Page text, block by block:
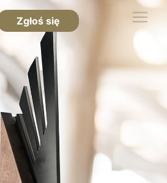
Zgłoś się